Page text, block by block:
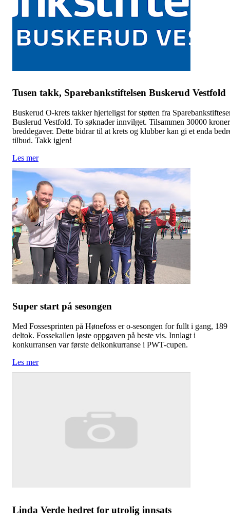
Tusen takk, Sparebankstiftelsen Buskerud Vestfold
Buskerud O-krets takker hjerteligst for støtten fra
Buslerud Vestfold. To søknader innvilget. Tilsammen 30000
breddegaver. Dette bidrar til at krets og klubber kan gi et enda
tilbud. Takk igjen!
Les mer
Super start på sesongen
Med Fossesprinten på Hønefoss er o-sesongen for fullt i gang, 189
deltok. Fossekallen løste oppgaven på beste vis. Innlagt i
konkurransen var første delkonkurranse i PWT-cupen.
Les mer
Linda Verde hedret for utrolig innsats